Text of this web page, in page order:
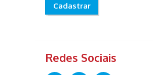
Cadastrar
Redes Sociais